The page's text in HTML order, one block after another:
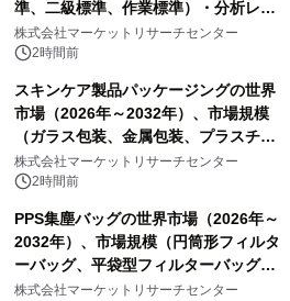
準、二級標準、作業標準）・分析レポ
ートを発表
株式会社マーケットリサーチセンター
2時間前
スキンケア製品パッケージングの世界
市場（2026年～2032年）、市場規模
（ガラス包装、金属包装、プラスチッ
ク包装、その他）・分析レポートを発
表
株式会社マーケットリサーチセンター
2時間前
PPS集塵バッグの世界市場（2026年～
2032年）、市場規模（円筒形フィルタ
ーバッグ、平袋型フィルターバッグ、
プリーツフィルターバッグ、その
株式会社マーケットリサーチセンター